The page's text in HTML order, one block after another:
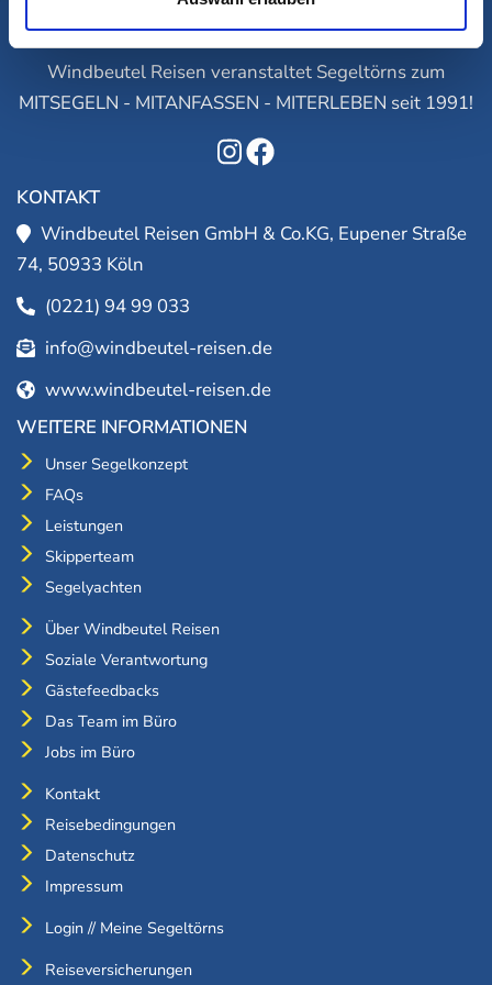
Windbeutel Reisen veranstaltet Segeltörns zum
MITSEGELN - MITANFASSEN - MITERLEBEN seit 1991!
KONTAKT
Windbeutel Reisen GmbH & Co.KG, Eupener Straße
74, 50933 Köln
(0221) 94 99 033
info@windbeutel-reisen.de
www.windbeutel-reisen.de
WEITERE INFORMATIONEN
Unser Segelkonzept
FAQs
Leistungen
Skipperteam
Segelyachten
Über Windbeutel Reisen
Soziale Verantwortung
Gästefeedbacks
Das Team im Büro
Jobs im Büro
Kontakt
Reisebedingungen
Datenschutz
Impressum
Login // Meine Segeltörns
Reiseversicherungen